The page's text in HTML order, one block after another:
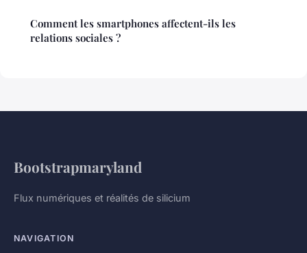
Comment les smartphones affectent-ils les
relations sociales ?
Bootstrapmaryland
Flux numériques et réalités de silicium
NAVIGATION